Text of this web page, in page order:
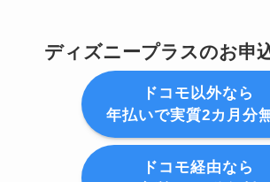
ディズニープラスのお申
ドコモ以外なら
年払いで実質2カ月分
ドコモ経由なら